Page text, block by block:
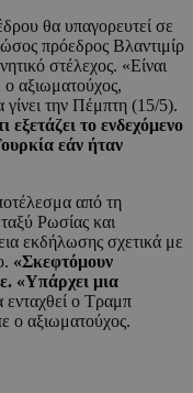
θα υπαγορευτεί σε
πρόεδρος Βλαντιμίρ
στέλεχος. «Είναι
ο αξιωματούχος,
γίνει την Πέμπτη (15/5).
το ενδεχόμενο
εάν ήταν
από τη
Ρωσίας και
εκδήλωσης σχετικά με
«Σκεφτόμουν
«Υπάρχει μια
ενταχθεί ο Τραμπ
ο αξιωματούχος.